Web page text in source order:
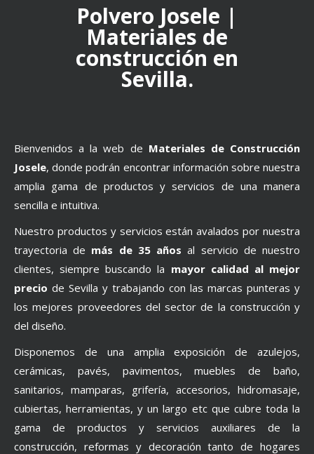
Polvero Josele |
Materiales de
construcción en
Sevilla.
Bienvenidos a la web de Materiales de Construcción
Josele, donde podrán encontrar información sobre nuestra
amplia gama de productos y servicios de una manera
sencilla e intuitiva.
Nuestro productos y servicios están avalados por nuestra
trayectoria de más de 35 años al servicio de nuestro
clientes, siempre buscando la mayor calidad al mejor
precio de Sevilla y trabajando con las marcas punteras y
los mejores proveedores del sector de la construcción y
del diseño.
Disponemos de una amplia exposición de azulejos,
cerámicas, pavés, pavimentos, muebles de baño,
sanitarios, mamparas, grifería, accesorios, hidromasaje,
cubiertas, herramientas, y un largo etc que cubre toda la
gama de productos y servicios auxiliares de la
construcción, reformas y decoración tanto de hogares